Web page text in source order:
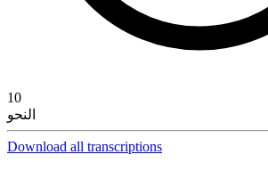
10
النحو
Download all transcriptions